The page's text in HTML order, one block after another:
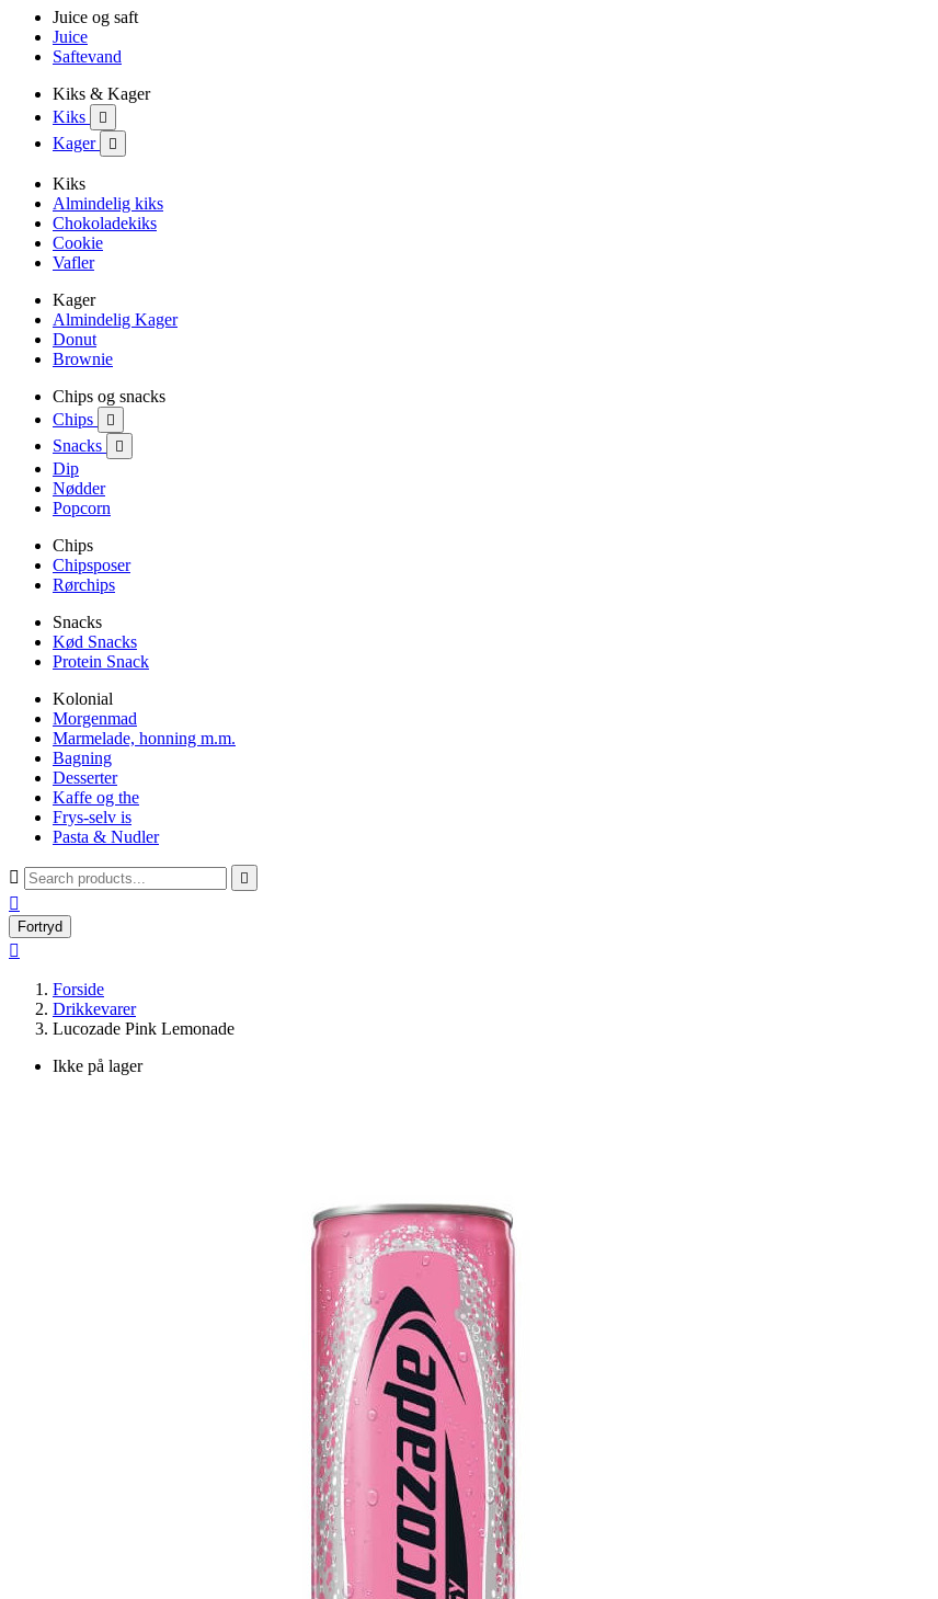
Juice og saft
Juice
Saftevand
Kiks & Kager
Kiks

Kager 
Kiks
Almindelig kiks
Chokoladekiks
Cookie
Vafler
Kager
Almindelig Kager
Donut
Brownie
Chips og snacks
Chips

Snacks 
Dip
Nødder
Popcorn
Chips
Chipsposer
Rørchips
Snacks
Kød Snacks
Protein Snack
Kolonial
Morgenmad
Marmelade, honning m.m.
Bagning
Desserter
Kaffe og the
Frys-selv is
Pasta & Nudler
 

Fortryd

Forside
Drikkevarer
Lucozade Pink Lemonade
Ikke på lager